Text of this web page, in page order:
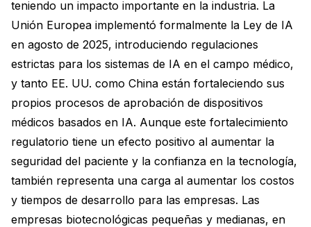
teniendo un impacto importante en la industria. La
Unión Europea implementó formalmente la Ley de IA
en agosto de 2025, introduciendo regulaciones
estrictas para los sistemas de IA en el campo médico,
y tanto EE. UU. como China están fortaleciendo sus
propios procesos de aprobación de dispositivos
médicos basados en IA. Aunque este fortalecimiento
regulatorio tiene un efecto positivo al aumentar la
seguridad del paciente y la confianza en la tecnología,
también representa una carga al aumentar los costos
y tiempos de desarrollo para las empresas. Las
empresas biotecnológicas pequeñas y medianas, en